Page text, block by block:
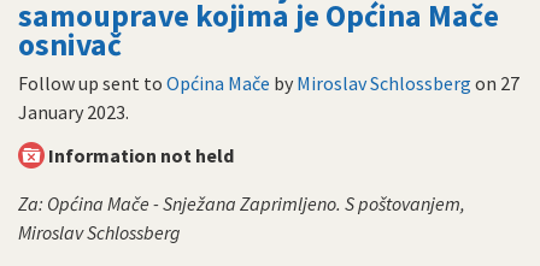
samouprave kojima je Općina Mače
osnivač
Follow up sent to Općina Mače by Miroslav Schlossberg on 27
January 2023.
Information not held
Za: Općina Mače - Snježana Zaprimljeno. S poštovanjem,
Miroslav Schlossberg